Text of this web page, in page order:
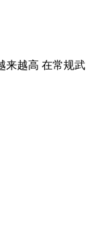
来越高 在常规武